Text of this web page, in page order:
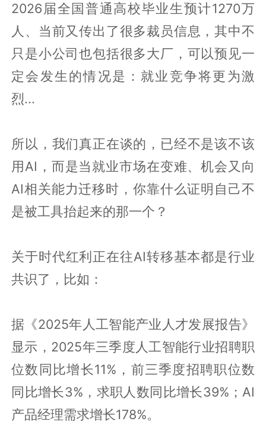
2026届全国普通高校毕业生预计1270万
人、当前又传出了很多裁员信息，其中不
只是小公司也包括很多大厂，可以预见一
定会发生的情况是：就业竞争将更为激
烈...
所以，我们真正在谈的，已经不是该不该
用AI，而是当就业市场在变难、机会又向
AI相关能力迁移时，你靠什么证明自己不
是被工具抬起来的那一个？
关于时代红利正在往AI转移基本都是行业
共识了，比如：
据《2025年人工智能产业人才发展报告》
显示，2025年三季度人工智能行业招聘职
位数同比增长11%，前三季度招聘职位数
同比增长3%，求职人数同比增长39%；AI
产品经理需求增长178%。